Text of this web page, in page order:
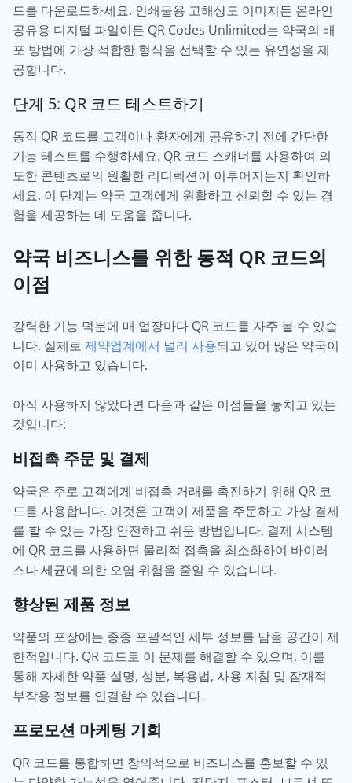
드를 다운로드하세요. 인쇄물용 고해상도 이미지든 온라인
공유용 디지털 파일이든 QR Codes Unlimited는 약국의 배
포 방법에 가장 적합한 형식을 선택할 수 있는 유연성을 제
공합니다.
단계 5: QR 코드 테스트하기
동적 QR 코드를 고객이나 환자에게 공유하기 전에 간단한
기능 테스트를 수행하세요. QR 코드 스캐너를 사용하여 의
도한 콘텐츠로의 원활한 리디렉션이 이루어지는지 확인하
세요. 이 단계는 약국 고객에게 원활하고 신뢰할 수 있는 경
험을 제공하는 데 도움을 줍니다.
약국 비즈니스를 위한 동적 QR 코드의
이점
강력한 기능 덕분에 매 업장마다 QR 코드를 자주 볼 수 있습
니다. 실제로 제약업계에서 널리 사용되고 있어 많은 약국이
이미 사용하고 있습니다.
아직 사용하지 않았다면 다음과 같은 이점들을 놓치고 있는
것입니다:
비접촉 주문 및 결제
약국은 주로 고객에게 비접촉 거래를 촉진하기 위해 QR 코
드를 사용합니다. 이것은 고객이 제품을 주문하고 가상 결제
를 할 수 있는 가장 안전하고 쉬운 방법입니다. 결제 시스템
에 QR 코드를 사용하면 물리적 접촉을 최소화하여 바이러
스나 세균에 의한 오염 위험을 줄일 수 있습니다.
향상된 제품 정보
약품의 포장에는 종종 포괄적인 세부 정보를 담을 공간이 제
한적입니다. QR 코드로 이 문제를 해결할 수 있으며, 이를
통해 자세한 약품 설명, 성분, 복용법, 사용 지침 및 잠재적
부작용 정보를 연결할 수 있습니다.
프로모션 마케팅 기회
QR 코드를 통합하면 창의적으로 비즈니스를 홍보할 수 있